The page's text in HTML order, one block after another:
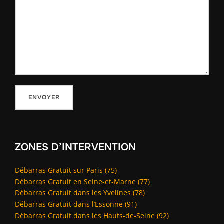
ZONES D’INTERVENTION
Débarras Gratuit sur Paris (75)
Débarras Gratuit en Seine-et-Marne (77)
Débarras Gratuit dans les Yvelines (78)
Débarras Gratuit dans l’Essonne (91)
Débarras Gratuit dans les Hauts-de-Seine (92)